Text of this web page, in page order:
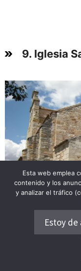
9. Iglesia
Qué ver en Zamora.
Esta web emplea
contenido y los
y analizar el tráfico
Estoy